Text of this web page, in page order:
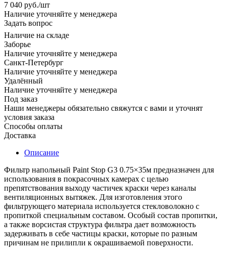
7 040 руб./шт
Наличие уточняйте у менеджера
Задать вопрос
Наличие на складе
Заборье
Наличие уточняйте у менеджера
Санкт-Петербург
Наличие уточняйте у менеджера
Удалённый
Наличие уточняйте у менеджера
Под заказ
Наши менеджеры обязательно свяжутся с вами и уточнят
условия заказа
Способы оплаты
Доставка
Описание
Фильтр напольный Paint Stop G3 0.75×35м предназначен для
использования в покрасочных камерах с целью
препятствования выходу частичек краски через каналы
вентиляционных вытяжек. Для изготовления этого
фильтрующего материала используется стекловолокно с
пропиткой специальным составом. Особый состав пропитки,
а также ворсистая структура фильтра дает возможность
задерживать в себе частицы краски, которые по разным
причинам не прилипли к окрашиваемой поверхности.